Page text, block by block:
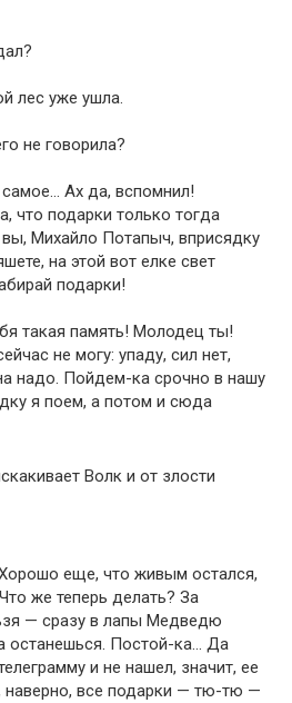
лес уже ушла.
не говорила?
Ах да, вспомнил!
что подарки только тогда
вы, Михайло Потапыч, вприсядку
на этой вот елке свет
подарки!
такая память! Молодец ты!
не могу: упаду, сил нет,
надо. Пойдем-ка срочно в нашу
я поем, а потом и сюда
Волк и от злости
еще, что живым остался,
же теперь делать? За
— сразу в лапы Медведю
останешься. Постой-ка… Да
и не нашел, значит, ее
все подарки — тю-тю —